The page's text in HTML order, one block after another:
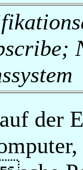
der